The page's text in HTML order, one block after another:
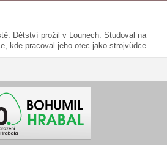
Dětství prožil v Lounech. Studoval na
kde pracoval jeho otec jako strojvůdce.